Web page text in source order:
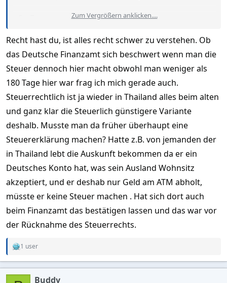
Zum Vergrößern anklicken....
Recht hast du, ist alles recht schwer zu verstehen. Ob
das Deutsche Finanzamt sich beschwert wenn man die
Steuer dennoch hier macht obwohl man weniger als
180 Tage hier war frag ich mich gerade auch.
Steuerrechtlich ist ja wieder in Thailand alles beim alten
und ganz klar die Steuerlich günstigere Variante
deshalb. Musste man da früher überhaupt eine
Steuererklärung machen? Hatte z.B. von jemanden der
in Thailand lebt die Auskunft bekommen da er ein
Deutsches Konto hat, was sein Ausland Wohnsitz
akzeptiert, und er deshab nur Geld am ATM abholt,
müsste er keine Steuer machen . Hat sich dort auch
beim Finanzamt das bestätigen lassen und das war vor
der Rücknahme des Steuerrechts.
R
c
1 user
Buddy